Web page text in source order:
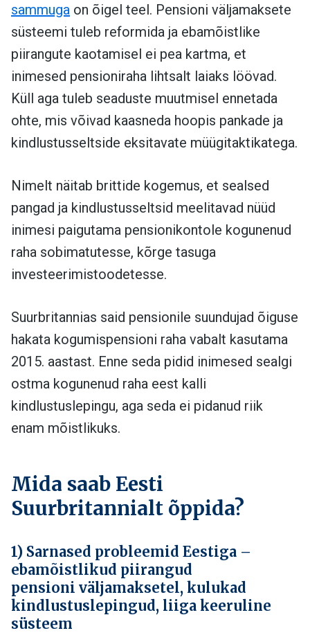
sammuga on õigel teel. Pensioni väljamaksete
süsteemi tuleb reformida ja ebamõistlike
piirangute kaotamisel ei pea kartma, et
inimesed pensioniraha lihtsalt laiaks löövad.
Küll aga tuleb seaduste muutmisel ennetada
ohte, mis võivad kaasneda hoopis pankade ja
kindlustusseltside eksitavate müügitaktikatega.
Nimelt näitab brittide kogemus, et sealsed
pangad ja kindlustusseltsid meelitavad nüüd
inimesi paigutama pensionikontole kogunenud
raha sobimatutesse, kõrge tasuga
investeerimistoodetesse.
Suurbritannias said pensionile suundujad õiguse
hakata kogumispensioni raha vabalt kasutama
2015. aastast. Enne seda pidid inimesed sealgi
ostma kogunenud raha eest kalli
kindlustuslepingu, aga seda ei pidanud riik
enam mõistlikuks.
Mida saab Eesti
Suurbritannialt õppida?
1) Sarnased probleemid Eestiga –
ebamõistlikud piirangud
pensioni väljamaksetel, kulukad
kindlustuslepingud, liiga keeruline
süsteem